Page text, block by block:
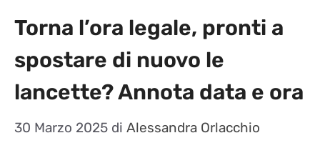
Torna l’ora legale, pronti a
spostare di nuovo le
lancette? Annota data e ora
30 Marzo 2025 di Alessandra Orlacchio